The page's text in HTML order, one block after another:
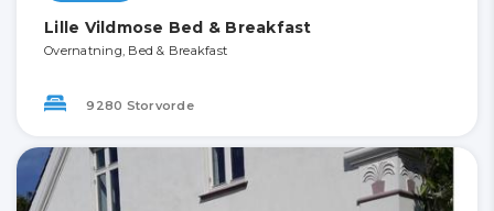
Lille Vildmose Bed & Breakfast
Overnatning, Bed & Breakfast
9280 Storvorde